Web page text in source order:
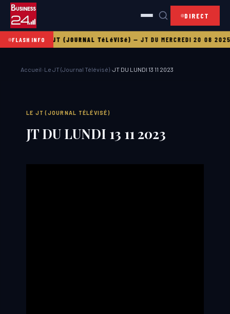
DIRECT
FLASH INFO
21 08 2025LE JT (JOURNAL TéLéVISé)—JT DU MERCREDI 20 08 2025
Accueil › Le JT (Journal Télévisé)›JT DU LUNDI 13 11 2023
LE JT (JOURNAL TÉLÉVISÉ)
JT DU LUNDI 13 11 2023